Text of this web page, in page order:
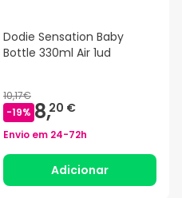
Dodie Sensation Baby
Bottle 330ml Air 1ud
10,17€
-19% 8,20 €
Envio em 24-72h
Adicionar